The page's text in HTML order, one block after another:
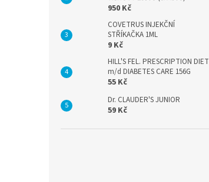
950 Kč
COVETRUS INJEKČNÍ
STŘÍKAČKA 1ML
9 Kč
HILL'S FEL. PRESCRIPTION DIET
m/d DIABETES CARE 156G
55 Kč
Dr. CLAUDER'S JUNIOR
59 Kč